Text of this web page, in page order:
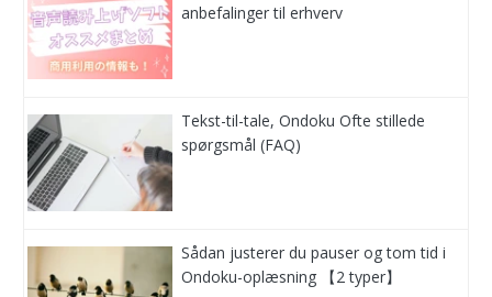
anbefalinger til erhverv
Tekst-til-tale, Ondoku Ofte stillede
spørgsmål (FAQ)
Sådan justerer du pauser og tom tid i
Ondoku-oplæsning 【2 typer】